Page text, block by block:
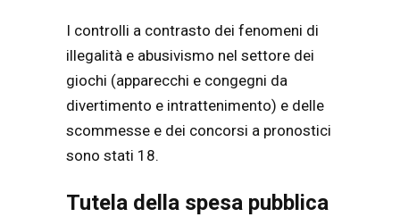
I controlli a contrasto dei fenomeni di
illegalità e abusivismo nel settore dei
giochi (apparecchi e congegni da
divertimento e intrattenimento) e delle
scommesse e dei concorsi a pronostici
sono stati 18.
Tutela della spesa pubblica